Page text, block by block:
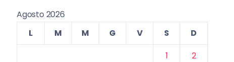
Agosto 2026
L
M M G V S
D
1
2